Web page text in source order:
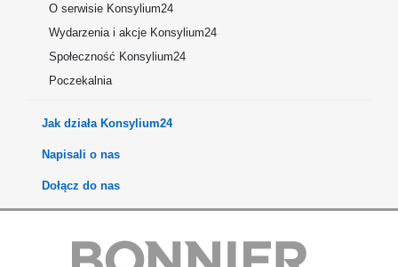
O serwisie Konsylium24
Wydarzenia i akcje Konsylium24
Społeczność Konsylium24
Poczekalnia
Jak działa Konsylium24
Napisali o nas
Dołącz do nas